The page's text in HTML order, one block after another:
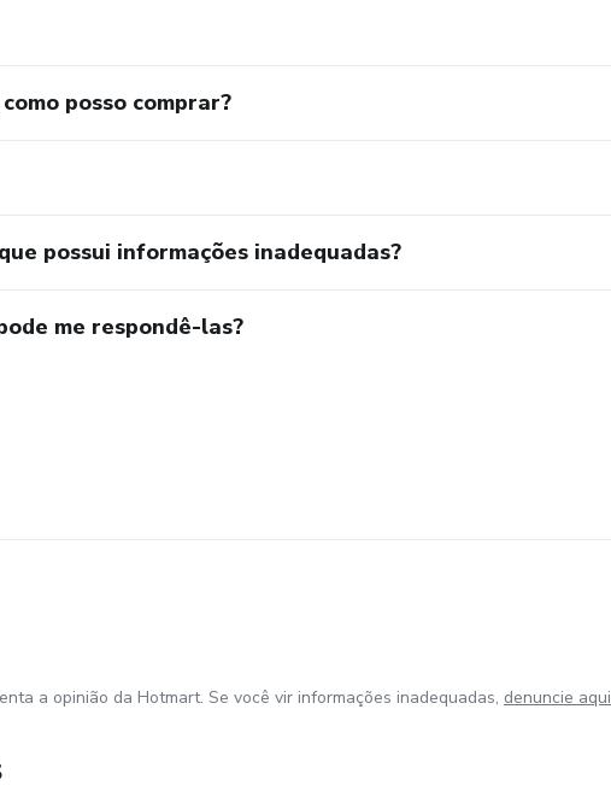
posso comprar?
possui informações inadequadas?
me respondê-las?
a opinião da Hotmart. Se você vir informações inadequadas, denuncie aqui